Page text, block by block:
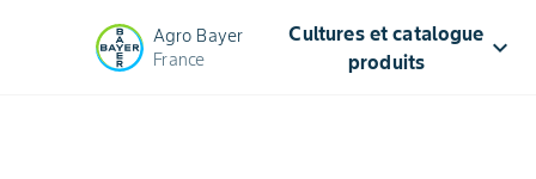
Agro Bayer
France
Cultures et catalogue
produits
keyboard_arrow_down